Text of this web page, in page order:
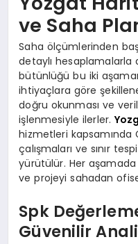
ve Saha
Saha ölçümlerinden
detaylı
bütünlüğü bu iki
ihtiyaçlara göre
doğru okunması ve
işlenmesiyle ilerler.
hizmetleri kapsamında
çalışmaları ve sınır
yürütülür. Her
ve projeyi sahadan
Spk
Güvenilir